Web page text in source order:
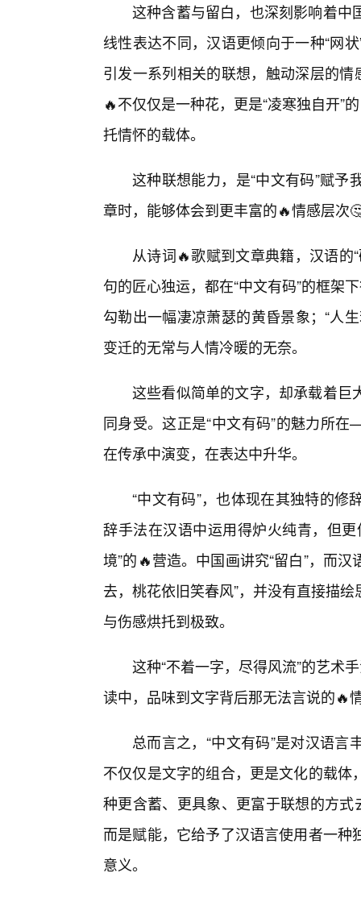
这种含蓄与留白，也深刻影响着中
线性表达不同，汉语更倾向于一种“网
引发一系列相关的联想，触动深层的
🔥不仅仅是一种花，更是“凌寒独自开”
托情怀的载体。
这种联想能力，是“中文有码”赋
章时，能够体会到更丰富的🔥情感层次
从诗词🔥歌赋到文章典籍，汉语的
句的匠心独运，都在“中文有码”的框架
勾勒出一幅凄凉萧瑟的黄昏景象；“人
变迁的无常与人情冷暖的无奈。
这些看似简单的文字，却承载着巨
同身受。这正是“中文有码”的魅力所
在传承中演变，在表达中升华。
“中文有码”，也体现在其独特的
辞手法在汉语中运用得炉火纯青，但
境”的🔥营造。中国画讲究“留白”，而
去，桃花依旧笑春风”，并没有直接描
与伤感烘托到极致。
这种“不着一字，尽得风流”的艺术
读中，品味到文字背后那无法言说的🔥
总而言之，“中文有码”是对汉语
不仅仅是文字的组合，更是文化的载
种更含蓄、更具象、更富于联想的方
而是赋能，它给予了汉语言使用者一
意义。